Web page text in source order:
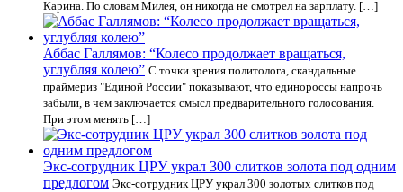
Карина. По словам Милея, он никогда не смотрел на зарплату. […]
Аббас Галлямов: “Колесо продолжает вращаться,
углубляя колею” С точки зрения политолога, скандальные
праймериз "Единой России" показывают, что единороссы напрочь
забыли, в чем заключается смысл предварительного голосования.
При этом менять […]
Экс-сотрудник ЦРУ украл 300 слитков золота под одним
предлогом Экс-сотрудник ЦРУ украл 300 золотых слитков под